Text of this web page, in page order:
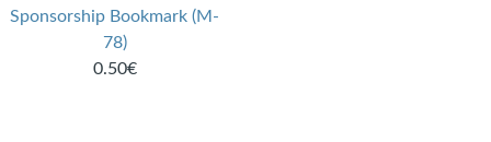
Sponsorship Bookmark (M-
78)
0.50€